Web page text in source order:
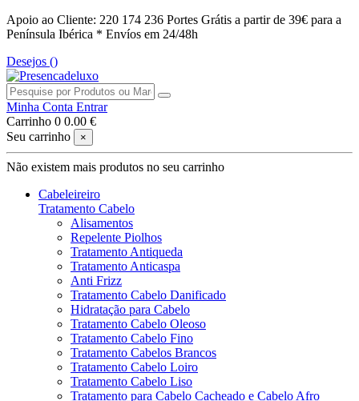
Apoio ao Cliente: 220 174 236 Portes Grátis a partir de 39€ para a
Península Ibérica * Envíos em 24/48h
Desejos ()
Minha Conta Entrar
Carrinho 0 0.00 €
Seu carrinho
×
Não existem mais produtos no seu carrinho
Cabeleireiro
Tratamento Cabelo
Alisamentos
Repelente Piolhos
Tratamento Antiqueda
Tratamento Anticaspa
Anti Frizz
Tratamento Cabelo Danificado
Hidratação para Cabelo
Tratamento Cabelo Oleoso
Tratamento Cabelo Fino
Tratamento Cabelos Brancos
Tratamento Cabelo Loiro
Tratamento Cabelo Liso
Tratamento para Cabelo Cacheado e Cabelo Afro